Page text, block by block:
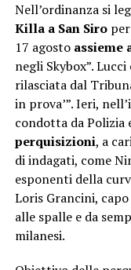
Nell’ordinanza si
Killa a San Siroper
17 agosto assieme
negli Skybox”.
rilasciata dal
in prova’”. Ieri,
condotta da
perquisizioni, a
di indagati, come
esponenti della
Loris Grancini,
alle spalle e da
milanesi.